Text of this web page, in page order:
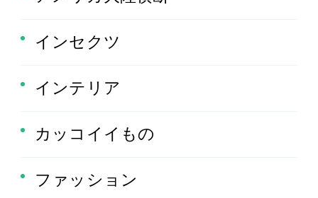
インセクツ
インテリア
カッコイイもの
ファッション